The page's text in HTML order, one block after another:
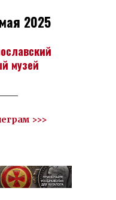
2025
музей
>>>